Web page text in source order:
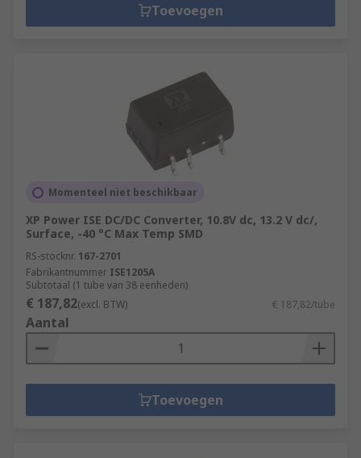
Toevoegen
Momenteel niet beschikbaar
XP Power ISE DC/DC Converter, 10.8V dc, 13.2 V dc/,
Surface, -40 °C Max Temp SMD
RS-stocknr. 167-2701
Fabrikantnummer ISE1205A
Subtotaal (1 tube van 38 eenheden)
€ 187,82(excl. BTW) € 187,82/tube
Aantal
Toevoegen